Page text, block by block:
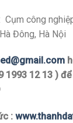
công
Đông, Hà Nội
1993 12 13 )
: